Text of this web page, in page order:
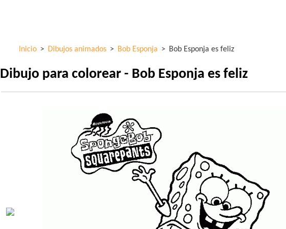
Inicio > Dibujos animados > Bob Esponja > Bob Esponja es feliz
Dibujo para colorear - Bob Esponja es feliz